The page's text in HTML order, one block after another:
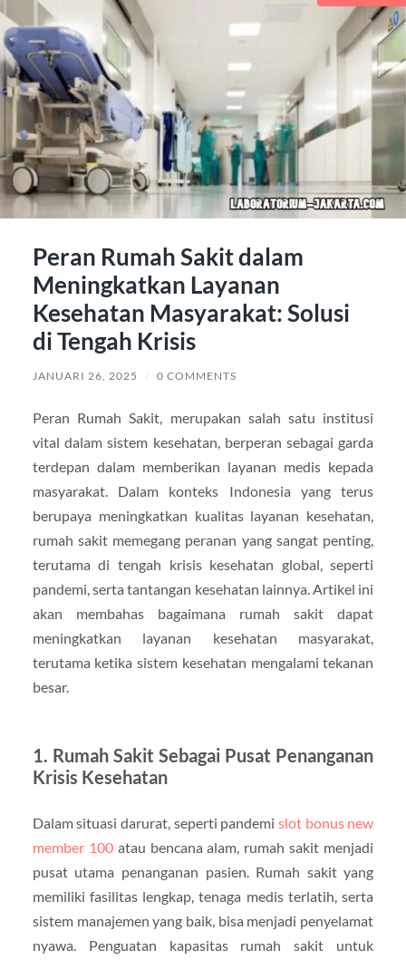
Peran Rumah Sakit dalam
Meningkatkan Layanan
Kesehatan Masyarakat: Solusi
di Tengah Krisis
JANUARI 26, 2025 / 0 COMMENTS
Peran Rumah Sakit, merupakan salah satu institusi
vital dalam sistem kesehatan, berperan sebagai garda
terdepan dalam memberikan layanan medis kepada
masyarakat. Dalam konteks Indonesia yang terus
berupaya meningkatkan kualitas layanan kesehatan,
rumah sakit memegang peranan yang sangat penting,
terutama di tengah krisis kesehatan global, seperti
pandemi, serta tantangan kesehatan lainnya. Artikel ini
akan membahas bagaimana rumah sakit dapat
meningkatkan layanan kesehatan masyarakat,
terutama ketika sistem kesehatan mengalami tekanan
besar.
1. Rumah Sakit Sebagai Pusat Penanganan
Krisis Kesehatan
Dalam situasi darurat, seperti pandemi slot bonus new
member 100atau bencana alam, rumah sakit menjadi
pusat utama penanganan pasien. Rumah sakit yang
memiliki fasilitas lengkap, tenaga medis terlatih, serta
sistem manajemen yang baik, bisa menjadi penyelamat
nyawa. Penguatan kapasitas rumah sakit untuk